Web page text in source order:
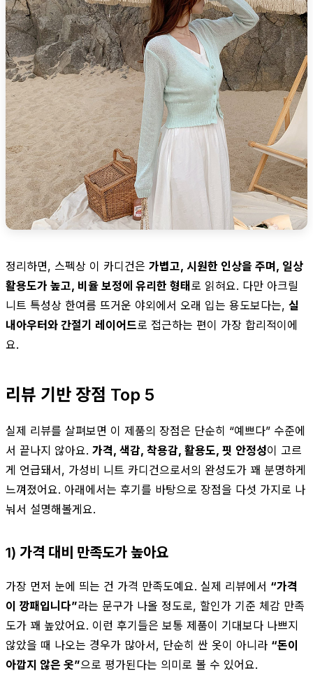
정리하면, 스펙상 이 카디건은 가볍고, 시원한 인상을 주며, 일상
활용도가 높고, 비율 보정에 유리한 형태로 읽혀요. 다만 아크릴
니트 특성상 한여름 뜨거운 야외에서 오래 입는 용도보다는, 실
내아우터와 간절기 레이어드로 접근하는 편이 가장 합리적이에
요.
리뷰 기반 장점 Top 5
실제 리뷰를 살펴보면 이 제품의 장점은 단순히 “예쁘다” 수준에
서 끝나지 않아요. 가격, 색감, 착용감, 활용도, 핏 안정성이 고르
게 언급돼서, 가성비 니트 카디건으로서의 완성도가 꽤 분명하게
느껴졌어요. 아래에서는 후기를 바탕으로 장점을 다섯 가지로 나
눠서 설명해볼게요.
1) 가격 대비 만족도가 높아요
가장 먼저 눈에 띄는 건 가격 만족도예요. 실제 리뷰에서 “가격
이 깡패입니다”라는 문구가 나올 정도로, 할인가 기준 체감 만족
도가 꽤 높았어요. 이런 후기들은 보통 제품이 기대보다 나쁘지
않았을 때 나오는 경우가 많아서, 단순히 싼 옷이 아니라 “돈이
아깝지 않은 옷”으로 평가된다는 의미로 볼 수 있어요.